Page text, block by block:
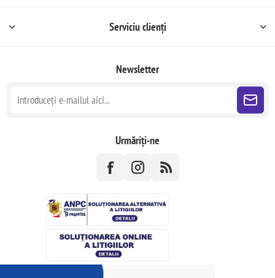
Serviciu clienți
Newsletter
Urmăriți-ne